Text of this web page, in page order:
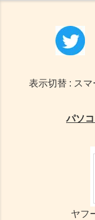
表示切替 : スマ
パソ
ヤフ